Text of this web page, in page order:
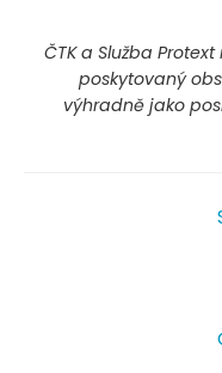
ČTK a Služba
poskytovaný
výhradně jako